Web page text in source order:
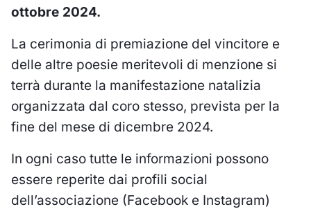
ottobre 2024.
La cerimonia di premiazione del vincitore e
delle altre poesie meritevoli di menzione si
terrà durante la manifestazione natalizia
organizzata dal coro stesso, prevista per la
fine del mese di dicembre 2024.
In ogni caso tutte le informazioni possono
essere reperite dai profili social
dell’associazione (Facebook e Instagram)